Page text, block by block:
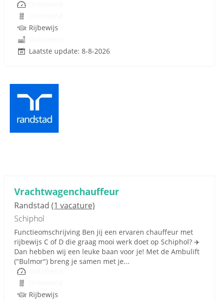
Rijbewijs
Laatste update: 8-8-2026
Vrachtwagenchauffeur
Randstad (1 vacature)
Schiphol
Functieomschrijving Ben jij een ervaren chauffeur met
rijbewijs C of D die graag mooi werk doet op Schiphol? ✈️
Dan hebben wij een leuke baan voor je! Met de Ambulift
("Bulmor") breng je samen met je...
Rijbewijs